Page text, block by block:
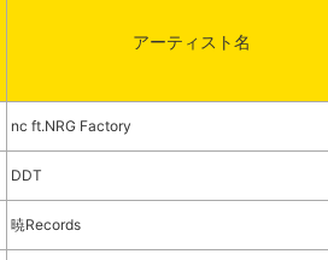
アーティスト名
nc ft.NRG Factory
DDT
暁Records